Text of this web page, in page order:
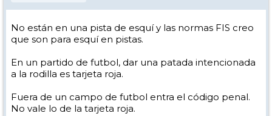
No están en una pista de esquí y las normas FIS creo
que son para esquí en pistas.
En un partido de futbol, dar una patada intencionada
a la rodilla es tarjeta roja.
Fuera de un campo de futbol entra el código penal.
No vale lo de la tarjeta roja.